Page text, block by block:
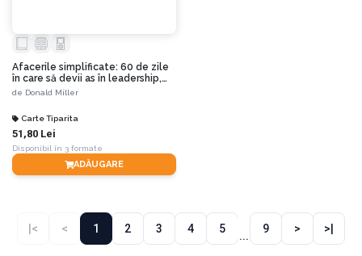
Afacerile simplificate: 60 de zile
în care să devii as în leadership,
vânzări, marketing, execuție,
de Donald Miller
Carte Tiparita
51,80 Lei
Disponibil în 3 formate
ADĂUGARE
|< < 1 2 3 4 5
...
9 > >|